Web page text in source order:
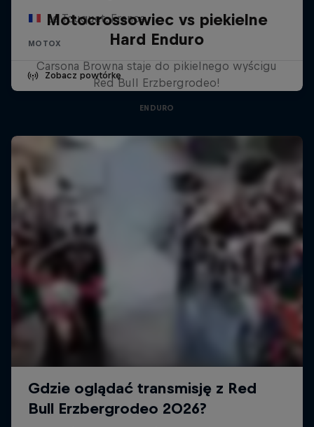
Le Touquet, France
MOTOX
Zobacz powtórkę
Motocrossowiec vs piekielne
Hard Enduro
Carsona Browna staje do pikielnego wyścigu
Red Bull Erzbergrodeo!
ENDURO